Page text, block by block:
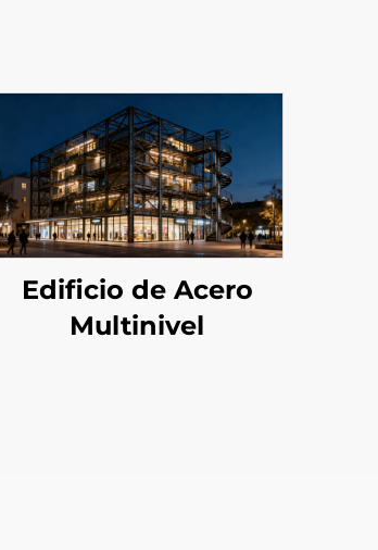
Edificio de Acero
Multinivel